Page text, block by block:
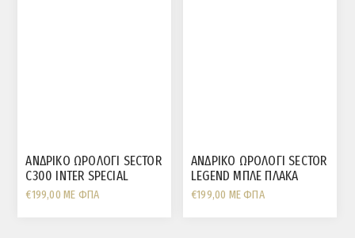
ΑΝΔΡΙΚΟ ΩΡΟΛΟΓΙ SECTOR
C300 INTER SPECIAL
EDITION
€199,00 ΜΕ ΦΠΑ
ΑΝΔΡΙΚΟ ΩΡΟΛΟΓΙ SECTOR
LEGEND ΜΠΛΕ ΠΛΑΚΑ
€199,00 ΜΕ ΦΠΑ